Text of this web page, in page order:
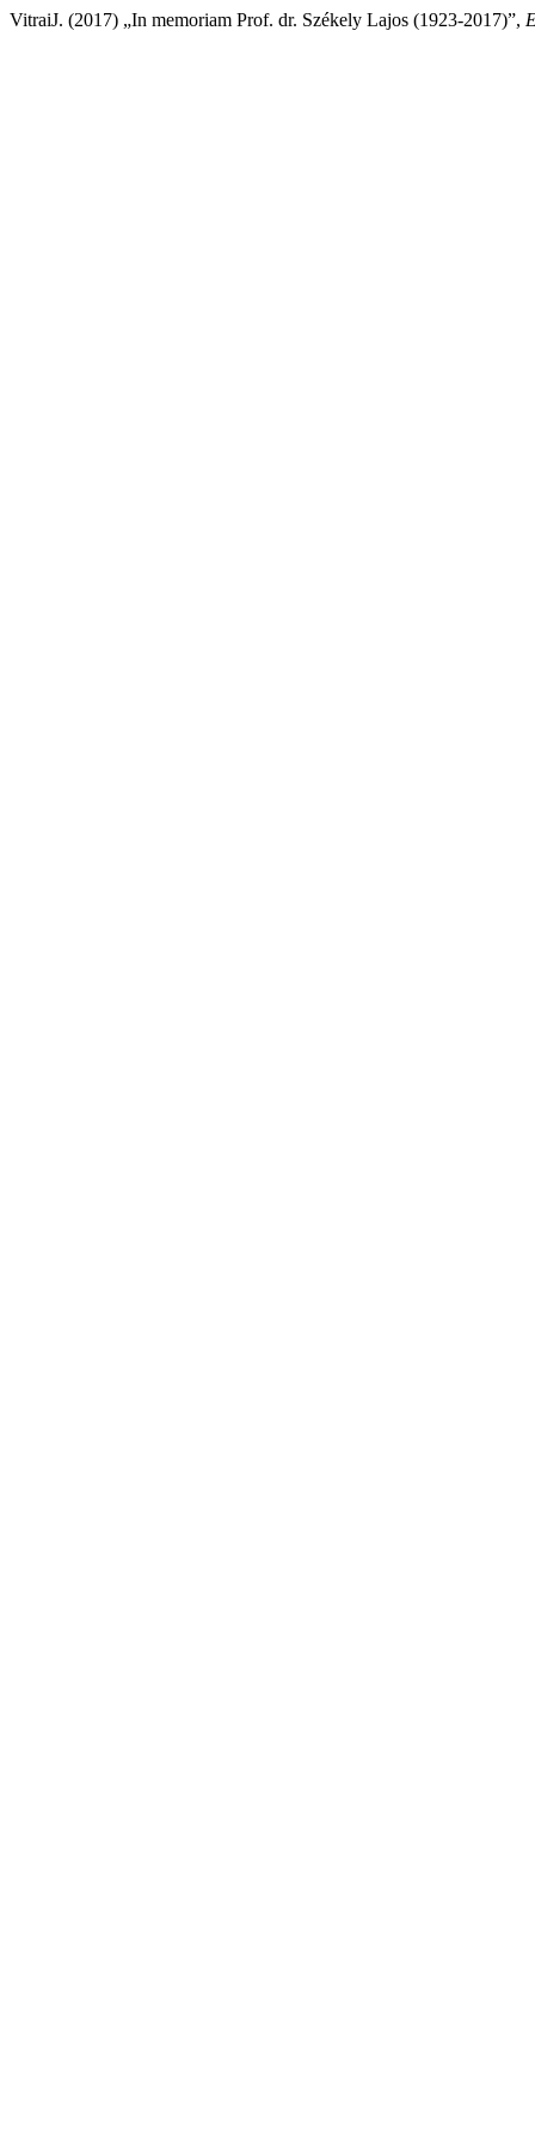
VitraiJ. (2017) „In memoriam Prof. dr. Székely Lajos (1923-2017)”,